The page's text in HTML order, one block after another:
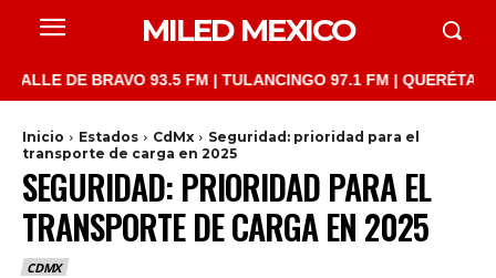
MILED MEXICO
DE BRAVO 93.5 FM | TULANCINGO 97.1 FM | QUERÉTARO
Inicio Estados CdMx
Seguridad: prioridad para el
transporte de carga en 2025
SEGURIDAD: PRIORIDAD PARA EL
TRANSPORTE DE CARGA EN 2025
CDMX